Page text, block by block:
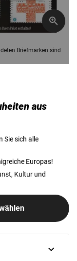
Briefmarken sind
aus
Sie sich alle
Europas!
Kultur und